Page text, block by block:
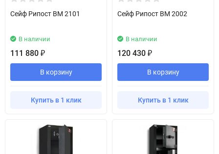
Сейф Рипост BM 2101
В наличии
111 880 ₽
В корзину
Купить в 1 клик
Сейф Рипост BM 2002
В наличии
120 430 ₽
В корзину
Купить в 1 клик